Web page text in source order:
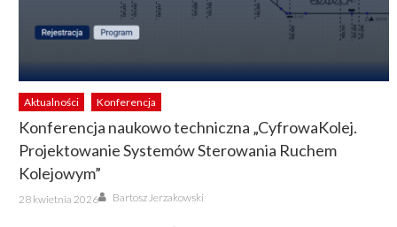
Aktualności Konferencja
Konferencja naukowo techniczna „CyfrowaKolej.
Projektowanie Systemów Sterowania Ruchem
Kolejowym”
Posted
on
28 kwietnia 2026 Author
Bartosz Jerzakowski